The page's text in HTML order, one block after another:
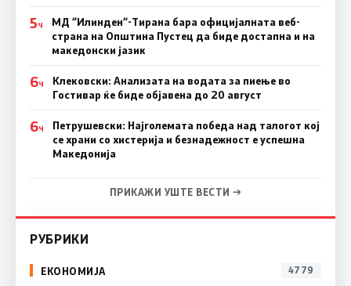
5Ч
МД “Илинден“-Тирана бара официјалната веб-
страна на Општина Пустец да биде достапна и на
македонски јазик
6Ч
Клековски: Анализата на водата за пиење во
Гостивар ќе биде објавена до 20 август
6Ч
Петрушевски: Најголемата победа над талогот кој
се храни со хистерија и безнадежност е успешна
Македонија
ПРИКАЖИ УШТЕ ВЕСТИ →
РУБРИКИ
ЕКОНОМИЈА 4779